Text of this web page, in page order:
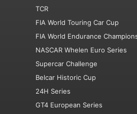
TCR
FIA World Touring Car Cup
FIA World Endurance
NASCAR Whelen Euro Series
Supercar Challenge
Belcar Historic Cup
24H Series
GT4 European Series